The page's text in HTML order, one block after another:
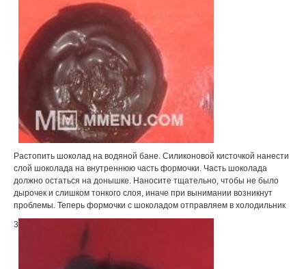
Растопить шоколад на водяной бане. Силиконовой кисточкой нанести
слой шоколада на внутреннюю часть формочки. Часть шоколада
должно остаться на донышке. Наносите тщательно, чтобы не было
дырочек и слишком тонкого слоя, иначе при вынимании возникнут
проблемы. Теперь формочки с шоколадом отправляем в холодильник
3